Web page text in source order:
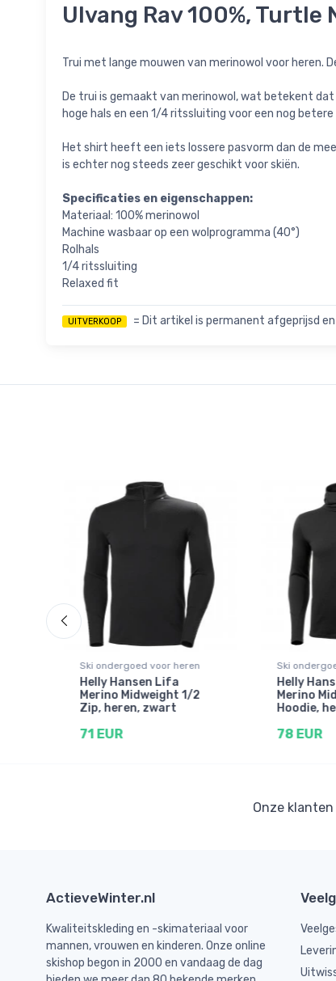
Ulvang Rav 100%,
Trui met lange mouwen van merinowol voor heren.
De trui is gemaakt van merinowol, wat betekent
hoge hals en een 1/4 ritssluiting voor een nog
Het shirt heeft een iets lossere pasvorm dan de
is echter nog steeds zeer geschikt voor skiën.
Specificaties en eigenschappen:
Materiaal: 100% merinowol
Machine wasbaar op een wolprogramma (40°)
Rolhals
1/4 ritssluiting
Relaxed fit
UITVERKOOP = Dit artikel is permanent afgeprijsd
Ski ondergoed voor heren
Helly Hansen Lifa
Merino Midweight 1/2
Zip, heren, zwart
71 EUR
Ski
Helly
Merino
Hoodie,
78 EUR
Onze klanten
ActieveWinter.nl
Kwaliteitskleding en -skimateriaal voor
mannen, vrouwen en kinderen. Onze online
skishop begon in 2000 en vandaag de dag